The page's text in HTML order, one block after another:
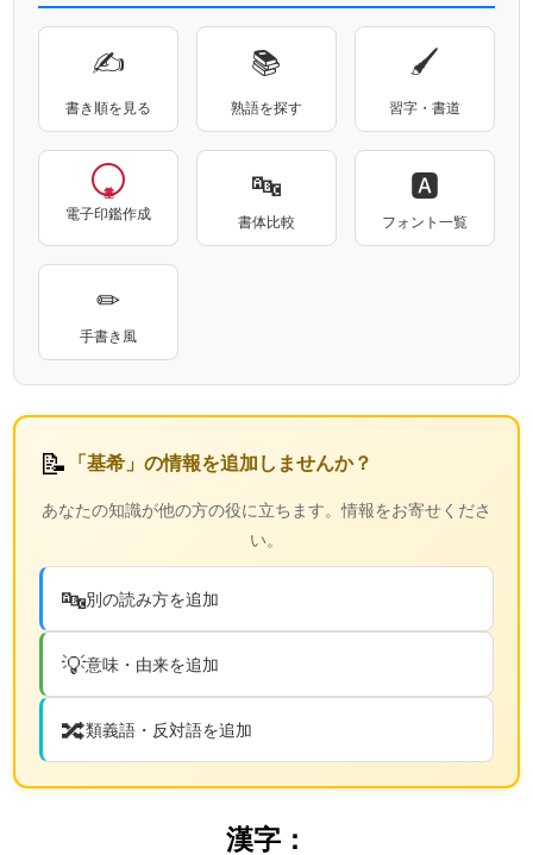
✍
書き順を見る
📚
熟語を探す
🖌
習字・書道
電子印鑑作成
🔤
書体比較
🅰
フォント一覧
✏
手書き風
📝 「基希」の情報を追加しませんか？
あなたの知識が他の方の役に立ちます。情報をお寄せくださ
い。
🔤別の読み方を追加
💡意味・由来を追加
🔀類義語・反対語を追加
漢字：